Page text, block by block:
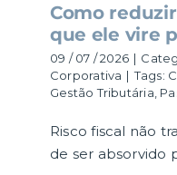
Como
que ele vire
09 / 07 / 2026 |
Corporativa | Tags:
Gestão Tributária
Risco fiscal não
de ser absorvido